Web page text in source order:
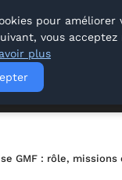
Photos
GMF : rôle,
pour améliorer
vous
plus